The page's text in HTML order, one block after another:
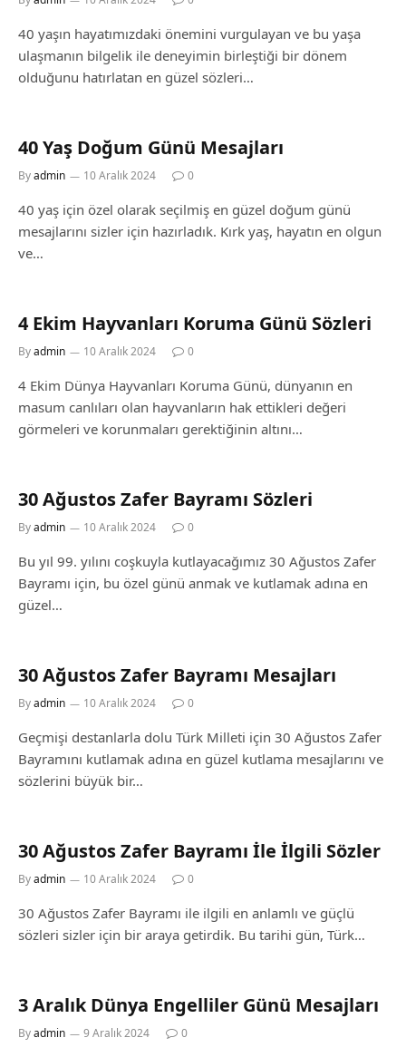
40 yaşın hayatımızdaki önemini vurgulayan ve bu yaşa
ulaşmanın bilgelik ile deneyimin birleştiği bir dönem
olduğunu hatırlatan en güzel sözleri…
40 Yaş Doğum Günü Mesajları
Byadmin 10 Aralık 2024 0
40 yaş için özel olarak seçilmiş en güzel doğum günü
mesajlarını sizler için hazırladık. Kırk yaş, hayatın en olgun
ve…
4 Ekim Hayvanları Koruma Günü Sözleri
Byadmin 10 Aralık 2024 0
4 Ekim Dünya Hayvanları Koruma Günü, dünyanın en
masum canlıları olan hayvanların hak ettikleri değeri
görmeleri ve korunmaları gerektiğinin altını…
30 Ağustos Zafer Bayramı Sözleri
Byadmin 10 Aralık 2024 0
Bu yıl 99. yılını coşkuyla kutlayacağımız 30 Ağustos Zafer
Bayramı için, bu özel günü anmak ve kutlamak adına en
güzel…
30 Ağustos Zafer Bayramı Mesajları
Byadmin 10 Aralık 2024 0
Geçmişi destanlarla dolu Türk Milleti için 30 Ağustos Zafer
Bayramını kutlamak adına en güzel kutlama mesajlarını ve
sözlerini büyük bir…
30 Ağustos Zafer Bayramı İle İlgili Sözler
Byadmin 10 Aralık 2024 0
30 Ağustos Zafer Bayramı ile ilgili en anlamlı ve güçlü
sözleri sizler için bir araya getirdik. Bu tarihi gün, Türk…
3 Aralık Dünya Engelliler Günü Mesajları
Byadmin 9 Aralık 2024 0